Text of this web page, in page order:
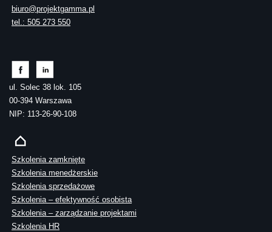
biuro@projektgamma.pl
tel.: 505 273 550
ul. Solec 38 lok. 105
00-394 Warszawa
NIP: 113-26-90-108
Szkolenia zamknięte
Szkolenia menedżerskie
Szkolenia sprzedażowe
Szkolenia – efektywność osobista
Szkolenia – zarządzanie projektami
Szkolenia HR